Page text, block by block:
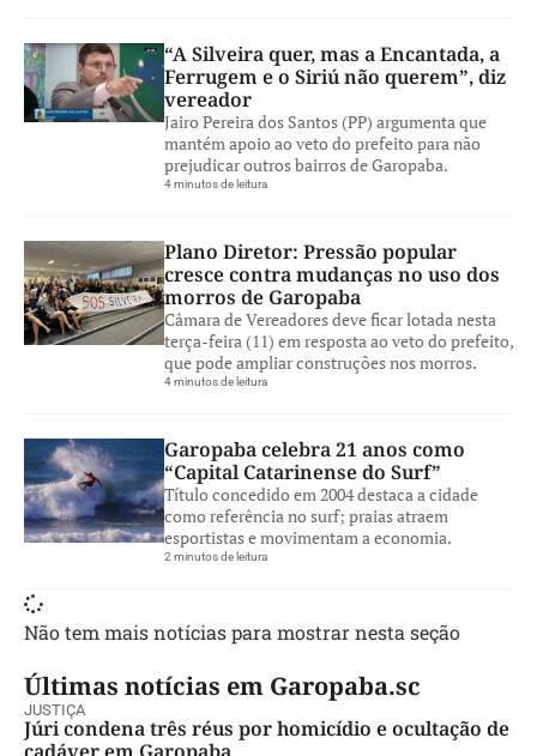
“A Silveira quer, mas a Encantada, a
Ferrugem e o Siriú não querem”, diz
vereador
Jairo Pereira dos Santos (PP) argumenta que
mantém apoio ao veto do prefeito para não
prejudicar outros bairros de Garopaba.
4 minutos de leitura
Plano Diretor: Pressão popular
cresce contra mudanças no uso dos
morros de Garopaba
Câmara de Vereadores deve ficar lotada nesta
terça-feira (11) em resposta ao veto do prefeito,
que pode ampliar construções nos morros.
4 minutos de leitura
Garopaba celebra 21 anos como
“Capital Catarinense do Surf”
Título concedido em 2004 destaca a cidade
como referência no surf; praias atraem
esportistas e movimentam a economia.
2 minutos de leitura
Não tem mais notícias para mostrar nesta seção
Últimas notícias em Garopaba.sc
JUSTIÇA
Júri condena três réus por homicídio e ocultação de